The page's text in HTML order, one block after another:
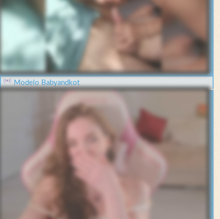
Modelo Babyandkot